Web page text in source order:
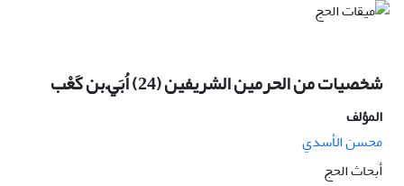
شخصيات من الحرمين الشريفين (24) اُبَيّ بن کَعْب
المؤلف
محسن الأسدي
أبحاث الحج